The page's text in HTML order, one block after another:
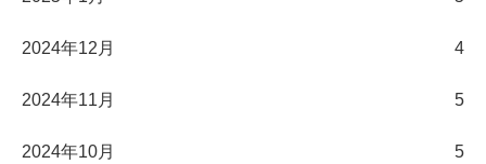
2024年12月 4
2024年11月 5
2024年10月 5